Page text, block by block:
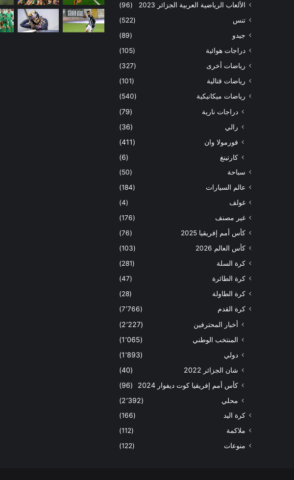
الألعاب الرياضية العربية الجزائر 2023
(96)
تنس
(522)
جيدو
(89)
دراجات هوائية
(105)
رياضات أخرى
(327)
رياضات قتالية
(101)
رياضات ميكانيكية
(540)
دراجات نارية
(79)
رالي
(36)
فورمولا وان
(411)
كارتينغ
(6)
سباحة
(50)
عالم السيارات
(184)
غولف
(4)
غير مصنف
(176)
كأس أمم إفريقيا 2025
(76)
كأس العالم 2026
(103)
كرة السلة
(281)
كرة الطائرة
(47)
كرة الطاولة
(28)
كرة القدم
(7٬766)
أخبار المحترفين
(2٬227)
المنتخب الوطني
(1٬065)
دولي
(1٬893)
شان الجزائر 2022
(40)
كأس أمم إفريقيا كوت ديفوار 2024
(96)
محلي
(2٬392)
كرة اليد
(166)
ملاكمة
(112)
منوعات
(122)